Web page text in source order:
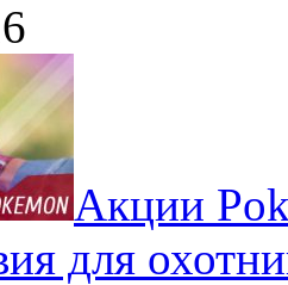
Акции
для